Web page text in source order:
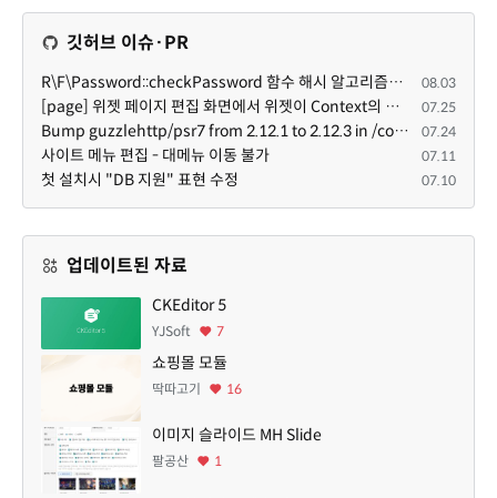
깃허브 이슈·PR
R\F\Password::checkPassword 함수 해시 알고리즘을 암시적으로 호출하는 경우 Argon2id 해시 비교 실패 08.03
[page] 위젯 페이지 편집 화면에서 위젯이 Context의 module_info를 덮어쓰면 저장이 ERR_ACT_IS_NOT_STANDALONE으로 실패 07.25
Bump guzzlehttp/psr7 from 2.12.1 to 2.12.3 in /common 07.24
사이트 메뉴 편집 - 대메뉴 이동 불가 07.11
첫 설치시 "DB 지원" 표현 수정 07.10
업데이트된 자료
CKEditor 5
YJSoft 7
쇼핑몰 모듈
딱따고기 16
이미지 슬라이드 MH Slide
팔공산 1